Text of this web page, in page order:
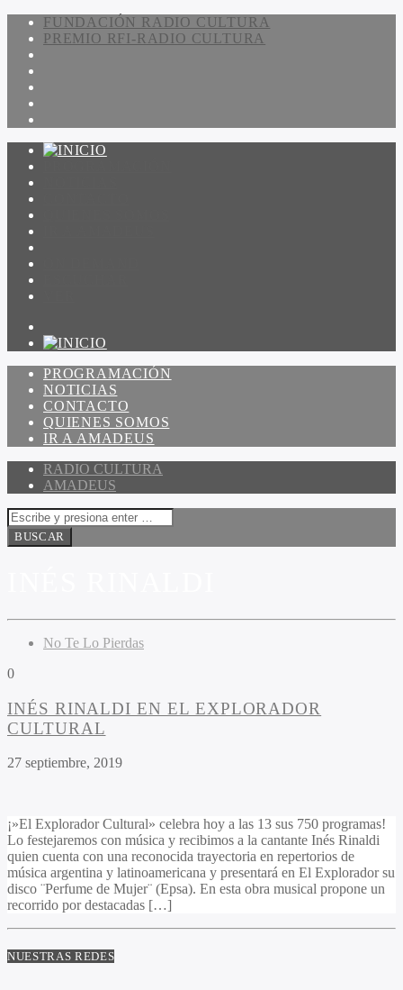
FUNDACIÓN RADIO CULTURA
PREMIO RFI-RADIO CULTURA
PROGRAMACIÓN
NOTICIAS
CONTACTO
QUIENES SOMOS
IR A AMADEUS
RADIO CULTURA
AMADEUS
No Te Lo Pierdas
0
INÉS RINALDI EN EL EXPLORADOR
CULTURAL
27 septiembre, 2019
¡»El Explorador Cultural» celebra hoy a las 13 sus 750 programas!
Lo festejaremos con música y recibimos a la cantante Inés Rinaldi
quien cuenta con una reconocida trayectoria en repertorios de
música argentina y latinoamericana y presentará en El Explorador su
disco ¨Perfume de Mujer¨ (Epsa). En esta obra musical propone un
recorrido por destacadas […]
NUESTRAS REDES